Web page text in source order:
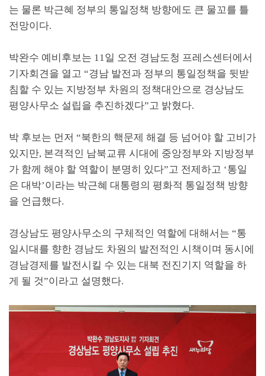
는 물론 박근혜 정부의 통일정책 방향에도 큰 물꼬를 틀
전망이다.
박완수 예비후보는 11일 오전 경남도청 프레스센터에서
기자회견을 열고 “경남 발전과 정부의 통일정책을 뒷받
침할 수 있는 지방정부 차원의 정책대안으로 경상남도
평양사무소 설립을 추진하겠다”고 밝혔다.
박 후보는 먼저 “북한의 핵문제 해결 등 넘어야 할 고비가
있지만, 본격적인 남북교류 시대에 중앙정부와 지방정부
가 함께 해야 할 역할이 분명히 있다”고 전제하고 ‘통일
은 대박’이라는 박근혜 대통령의 평화적 통일정책 방향
을 언급했다.
경상남도 평양사무소의 구체적인 역할에 대해서는 “통
일시대를 향한 경남도 차원의 발전적인 시책이며 동시에
경남경제를 발전시킬 수 있는 대북 전진기지 역할을 하
게 될 것”이라고 설명했다.